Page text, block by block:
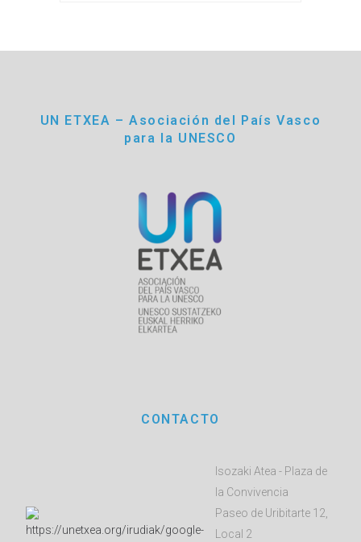
UN ETXEA – Asociación del País Vasco
para la UNESCO
CONTACTO
Isozaki Atea - Plaza de
la Convivencia
Paseo de Uribitarte 12,
Local 2